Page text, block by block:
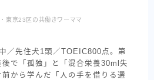
東京23区の共働きワーママ
／先住犬1頭／TOEIC800点。第
で「孤独」と「混合栄養30ml失
から学んだ「人の手を借りる選